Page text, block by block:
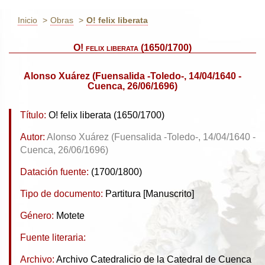
Inicio Obras O! felix liberata
O! felix liberata (1650/1700)
Alonso Xuárez (Fuensalida -Toledo-, 14/04/1640 -
Cuenca, 26/06/1696)
Título: O! felix liberata (1650/1700)
Autor: Alonso Xuárez (Fuensalida -Toledo-, 14/04/1640 -
Cuenca, 26/06/1696)
Datación fuente: (1700/1800)
Tipo de documento: Partitura [Manuscrito]
Género: Motete
Fuente literaria:
Archivo: Archivo Catedralicio de la Catedral de Cuenca